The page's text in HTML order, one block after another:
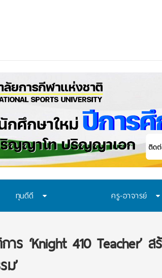
ตลอดหลักสูตร สนับสนุนเยาวชนเรียนจนจบ สร้างโอก
ทุนดีดี ครู-อาจารย์
ร ‘Knight 410 Teacher’ ส
’